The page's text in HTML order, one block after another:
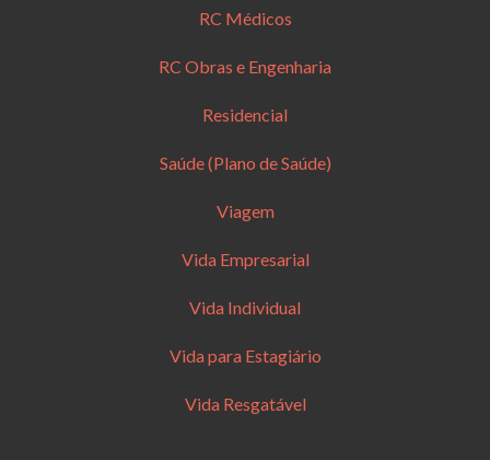
RC Médicos
RC Obras e Engenharia
Residencial
Saúde (Plano de Saúde)
Viagem
Vida Empresarial
Vida Individual
Vida para Estagiário
Vida Resgatável